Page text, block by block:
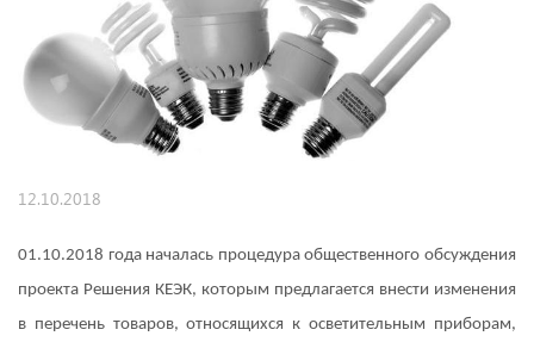
12.10.2018
01.10.2018 года началась процедура общественного обсуждения
проекта Решения КЕЭК, которым предлагается внести изменения
в перечень товаров, относящихся к осветительным приборам,